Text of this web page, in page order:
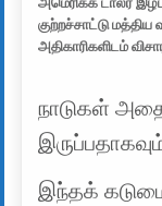
குற்றச்சாட்டு மத்திய
அதிகாரிகளிடம்
நாடுகள்
இந்தக்